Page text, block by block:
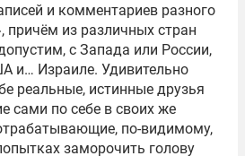
и комментариев разного
причём из различных стран
с Запада или России,
и… Израиле. Удивительно
реальные, истинные друзья
сами по себе в своих же
по-видимому,
заморочить голову